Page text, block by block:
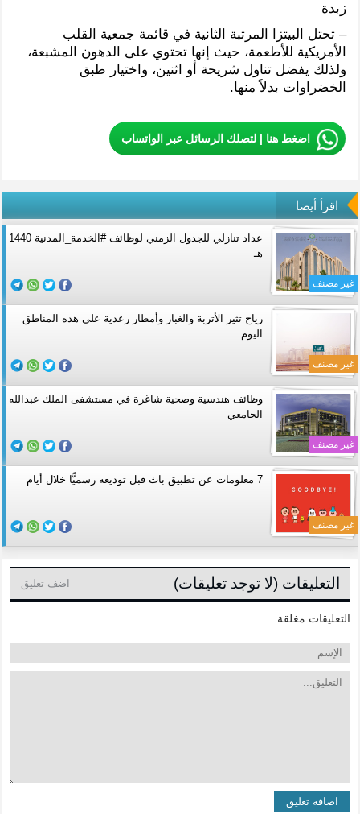
زبدة
– تحتل البيتزا المرتبة الثانية في قائمة جمعية القلب
الأمريكية للأطعمة، حيث إنها تحتوي على الدهون المشبعة،
ولذلك يفضل تناول شريحة أو اثنين، واختيار طبق
الخضراوات بدلاً منها.
اضغط هنا | لتصلك الرسائل عبر الواتساب
اقرأ أيضا
غير مصنف
عداد تنازلي للجدول الزمني لوظائف #الخدمة_المدنية 1440
هـ
غير مصنف
رياح تثير الأتربة والغبار وأمطار رعدية على هذه المناطق
اليوم
غير مصنف
وظائف هندسية وصحية شاغرة في مستشفى الملك عبدالله
الجامعي
غير مصنف
7 معلومات عن تطبيق باث قبل توديعه رسميًّا خلال أيام
التعليقات (لا توجد تعليقات) اضف تعليق
التعليقات مغلقة.